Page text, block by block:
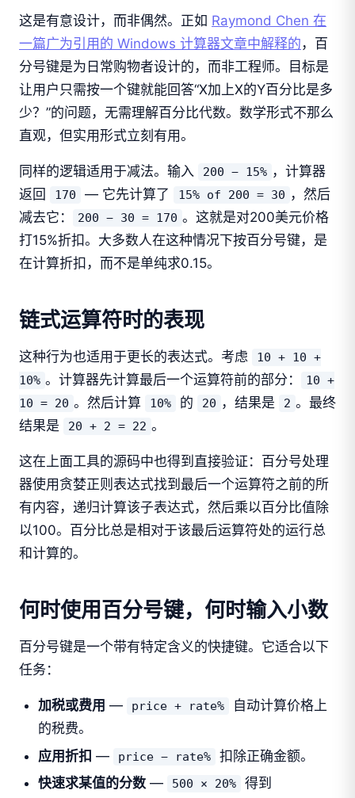
这是有意设计，而非偶然。正如 Raymond Chen 在
一篇广为引用的 Windows 计算器文章中解释的 ，百
分号键是为日常购物者设计的，而非工程师。目标是
让用户只需按一个键就能回答“X加上X的Y百分比是多
少？”的问题，无需理解百分比代数。数学形式不那么
直观，但实用形式立刻有用。
同样的逻辑适用于减法。输入 200 − 15% ，计算器
返回
170 — 它先计算了 15% of 200 = 30 ，然后
减去它：
200 − 30 = 170 。这就是对200美元价格
打15%折扣。大多数人在这种情况下按百分号键，是
在计算折扣，而不是单纯求0.15。
链式运算符时的表现
这种行为也适用于更长的表达式。考虑
10 + 10 +
10% 。计算器先计算最后一个运算符前的部分：
10 +
10 = 20 。然后计算 10% 的 20 ，结果是 2 。最终
结果是
20 + 2 = 22 。
这在上面工具的源码中也得到直接验证：百分号处理
器使用贪婪正则表达式找到最后一个运算符之前的所
有内容，递归计算该子表达式，然后乘以百分比值除
以100。百分比总是相对于该最后运算符处的运行总
和计算的。
何时使用百分号键，何时输入小数
百分号键是一个带有特定含义的快捷键。它适合以下
任务：
加税或费用 — price + rate%
自动计算价格上
的税费。
应用折扣 — price − rate%
扣除正确金额。
快速求某值的分数 — 500 × 20% 得到